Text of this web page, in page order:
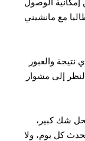
الوصول
مشوار
شك كبير،
ولا